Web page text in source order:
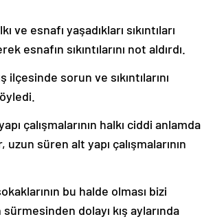
esnafı yaşadıkları sıkıntıları
esnafın sıkıntılarını not aldırdı.
sorun ve sıkıntılarını
çalışmalarının halkı ciddi anlamda
süren alt yapı çalışmalarının
bu halde olması bizi
dolayı kış aylarında